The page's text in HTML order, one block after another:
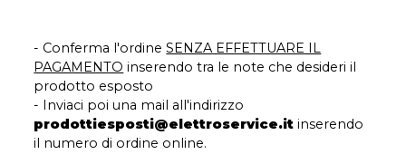
- Conferma l'ordineSENZA EFFETTUARE IL
PAGAMENTO inserendo tra le note che desideri il
prodotto esposto
- Inviaci poi una mail all'indirizzo
prodottiesposti@elettroservice.it inserendo
il numero di ordine online.